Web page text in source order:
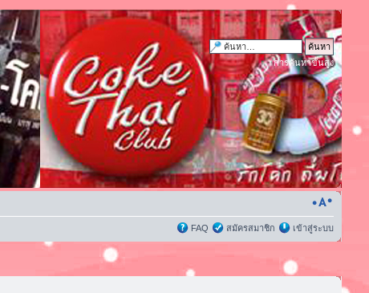
การค้นหาขั้นสูง
FAQ สมัครสมาชิก เข้าสู่ระบบ